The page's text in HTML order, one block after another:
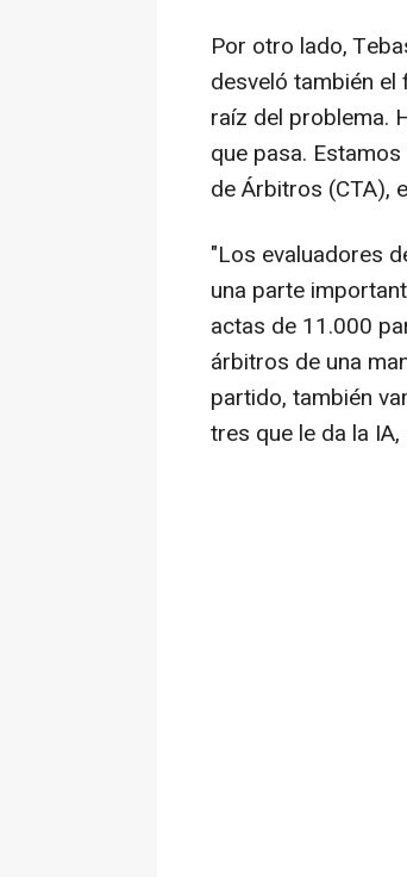
Por otro lado,
desveló también el
raíz del problema.
que pasa.
de Árbitros (CTA),
"Los evaluadores
una parte
actas de 11.000
árbitros de una
partido, también
tres que le da la